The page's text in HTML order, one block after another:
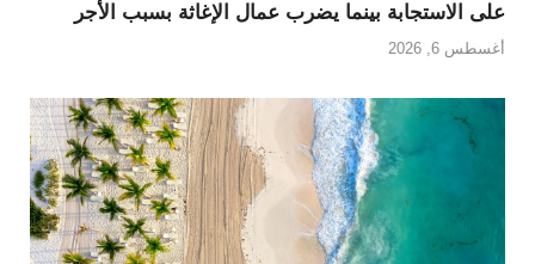
على الاستجابة بينما يضرب عمال الإغاثة بسبب الأجر
أغسطس 6, 2026